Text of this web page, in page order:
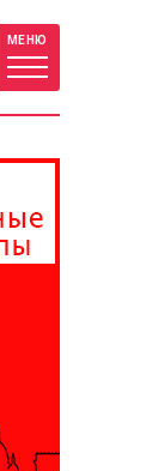
МЕНЮ